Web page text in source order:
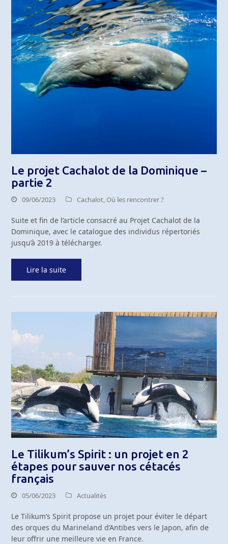
Le projet Cachalot de la Dominique –
partie 2
09/06/2023 Cachalot,Où les rencontrer ?
Suite et fin de l’article consacré au Projet Cachalot de la
Dominique, avec le catalogue des individus répertoriés
jusqu’à 2019 à télécharger.
Lire la suite
Le Tilikum’s Spirit : un projet en 2
étapes pour sauver nos cétacés
français
05/06/2023 Actualités
Le Tilikum’s Spirit propose un projet pour éviter le départ
des orques du Marineland d’Antibes vers le Japon, afin de
leur offrir une meilleure vie en France.